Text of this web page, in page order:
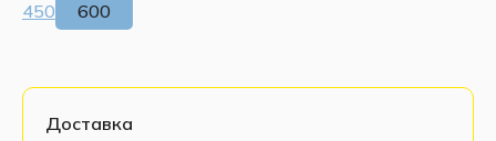
450 600
Доставка